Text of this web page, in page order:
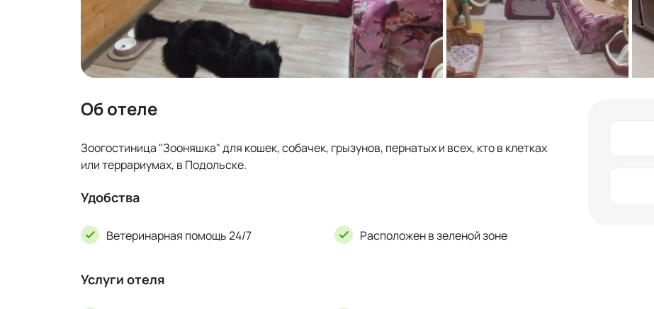
Об отеле
Зоогостиница "Зооняшка" для кошек, собачек, грызунов, пернатых и всех, кто в клетках
или террариумах, в Подольске.
Удобства
Ветеринарная помощь 24/7 Расположен в зеленой зоне
Услуги отеля